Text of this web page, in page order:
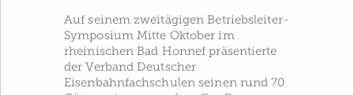
Auf seinem zweitägigen Betriebsleiter-
Symposium Mitte Oktober im
rheinischen Bad Honnef präsentierte
der Verband Deutscher
Eisenbahnfachschulen seinen rund 70